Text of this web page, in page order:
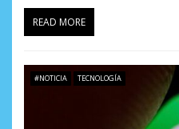
a
s
READ MORE
#NOTICIA TECNOLOGÍA